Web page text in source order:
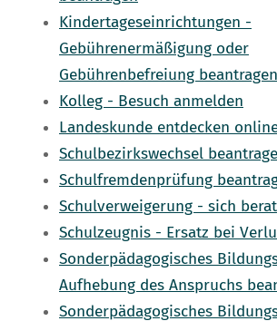
Kindertageseinrichtungen -
Gebührenermäßigung oder
Gebührenbefreiung beantragen
Kolleg - Besuch anmelden
Landeskunde entdecken
Schulbezirkswechsel
Schulfremdenprüfung
Schulverweigerung - sich
Schulzeugnis - Ersatz bei
Sonderpädagogisches
Aufhebung des Anspruchs
Sonderpädagogisches